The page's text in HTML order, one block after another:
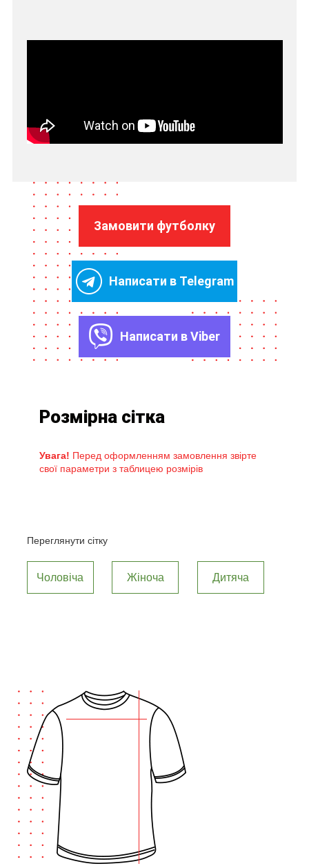
Замовити футболку
Написати в Telegram
Написати в Viber
Розмірна сітка
Увага! Перед оформленням замовлення звірте
свої параметри з таблицею розмірів
Переглянути сітку
Чоловіча Жіноча Дитяча